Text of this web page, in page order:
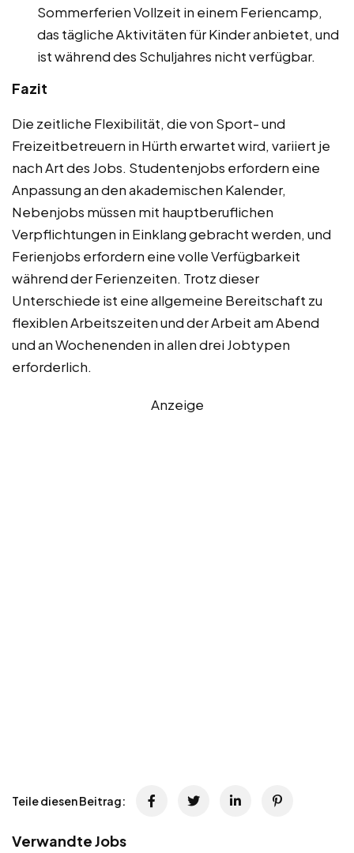
Sommerferien Vollzeit in einem Feriencamp,
das tägliche Aktivitäten für Kinder anbietet, und
ist während des Schuljahres nicht verfügbar.
Fazit
Die zeitliche Flexibilität, die von Sport- und
Freizeitbetreuern in Hürth erwartet wird, variiert je
nach Art des Jobs. Studentenjobs erfordern eine
Anpassung an den akademischen Kalender,
Nebenjobs müssen mit hauptberuflichen
Verpflichtungen in Einklang gebracht werden, und
Ferienjobs erfordern eine volle Verfügbarkeit
während der Ferienzeiten. Trotz dieser
Unterschiede ist eine allgemeine Bereitschaft zu
flexiblen Arbeitszeiten und der Arbeit am Abend
und an Wochenenden in allen drei Jobtypen
erforderlich.
Anzeige
Teile diesen Beitrag:
Verwandte Jobs